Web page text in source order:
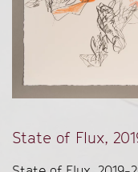
State of Flux,